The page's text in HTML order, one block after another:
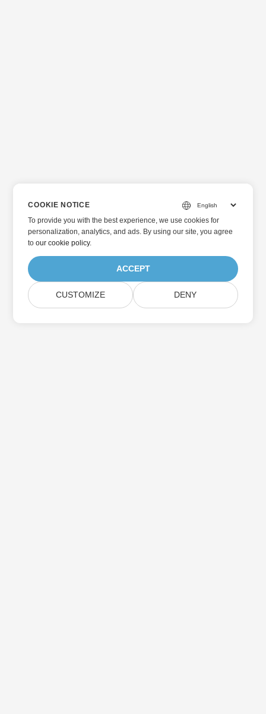
COOKIE NOTICE
To provide you with the best experience, we use cookies for
personalization, analytics, and ads. By using our site, you agree
toour cookie policy.
ACCEPT
CUSTOMIZE DENY